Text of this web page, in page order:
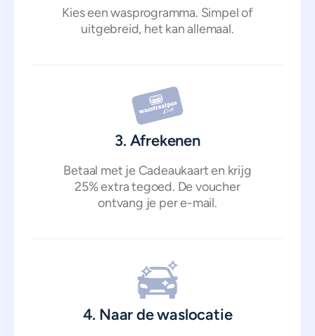
Kies een wasprogramma. Simpel of
uitgebreid, het kan allemaal.
3. Afrekenen
Betaal met je Cadeaukaart en krijg
25% extra tegoed. De voucher
ontvang je per e-mail.
4. Naar de waslocatie